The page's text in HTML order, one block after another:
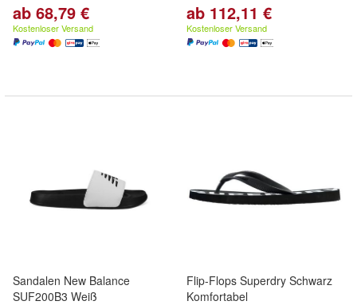
ab 68,79 €
Kostenloser Versand
ab 112,11 €
Kostenloser Versand
Sandalen New Balance
SUF200B3 Weiß
Flip-Flops Superdry Schwarz
Komfortabel